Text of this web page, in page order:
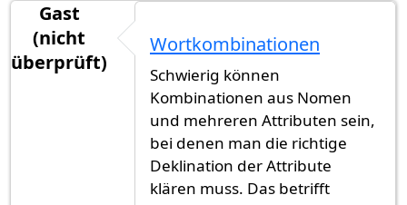
Gast
(nicht
überprüft)
Wortkombinationen
Schwierig können
Kombinationen aus Nomen
und mehreren Attributen sein,
bei denen man die richtige
Deklination der Attribute
klären muss. Das betrifft